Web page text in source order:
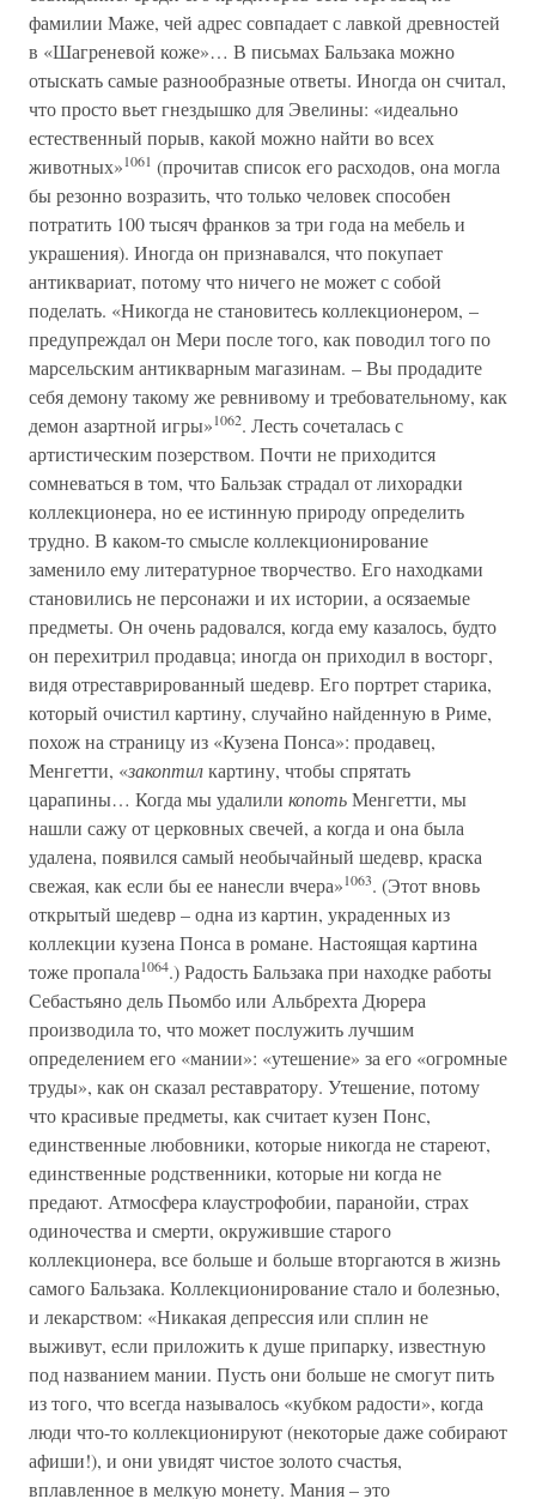
фамилии Маже, чей адрес совпадает с лавкой древностей
в «Шагреневой коже»… В письмах Бальзака можно
отыскать самые разнообразные ответы. Иногда он считал,
что просто вьет гнездышко для Эвелины: «идеально
естественный порыв, какой можно найти во всех
животных»1061 (прочитав список его расходов, она могла
бы резонно возразить, что только человек способен
потратить 100 тысяч франков за три года на мебель и
украшения). Иногда он признавался, что покупает
антиквариат, потому что ничего не может с собой
поделать. «Никогда не становитесь коллекционером, –
предупреждал он Мери после того, как поводил того по
марсельским антикварным магазинам. – Вы продадите
себя демону такому же ревнивому и требовательному, как
демон азартной игры»1062. Лесть сочеталась с
артистическим позерством. Почти не приходится
сомневаться в том, что Бальзак страдал от лихорадки
коллекционера, но ее истинную природу определить
трудно. В каком-то смысле коллекционирование
заменило ему литературное творчество. Его находками
становились не персонажи и их истории, а осязаемые
предметы. Он очень радовался, когда ему казалось, будто
он перехитрил продавца; иногда он приходил в восторг,
видя отреставрированный шедевр. Его портрет старика,
который очистил картину, случайно найденную в Риме,
похож на страницу из «Кузена Понса»: продавец,
Менгетти, «закоптилкартину, чтобы спрятать
царапины… Когда мы удалили копотьМенгетти, мы
нашли сажу от церковных свечей, а когда и она была
удалена, появился самый необычайный шедевр, краска
свежая, как если бы ее нанесли вчера»1063. (Этот вновь
открытый шедевр – одна из картин, украденных из
коллекции кузена Понса в романе. Настоящая картина
тоже пропала1064.) Радость Бальзака при находке работы
Себастьяно дель Пьомбо или Альбрехта Дюрера
производила то, что может послужить лучшим
определением его «мании»: «утешение» за его «огромные
труды», как он сказал реставратору. Утешение, потому
что красивые предметы, как считает кузен Понс,
единственные любовники, которые никогда не стареют,
единственные родственники, которые ни когда не
предают. Атмосфера клаустрофобии, паранойи, страх
одиночества и смерти, окружившие старого
коллекционера, все больше и больше вторгаются в жизнь
самого Бальзака. Коллекционирование стало и болезнью,
и лекарством: «Никакая депрессия или сплин не
выживут, если приложить к душе припарку, известную
под названием мании. Пусть они больше не смогут пить
из того, что всегда называлось «кубком радости», когда
люди что-то коллекционируют (некоторые даже собирают
афиши!), и они увидят чистое золото счастья,
вплавленное в мелкую монету. Мания – это